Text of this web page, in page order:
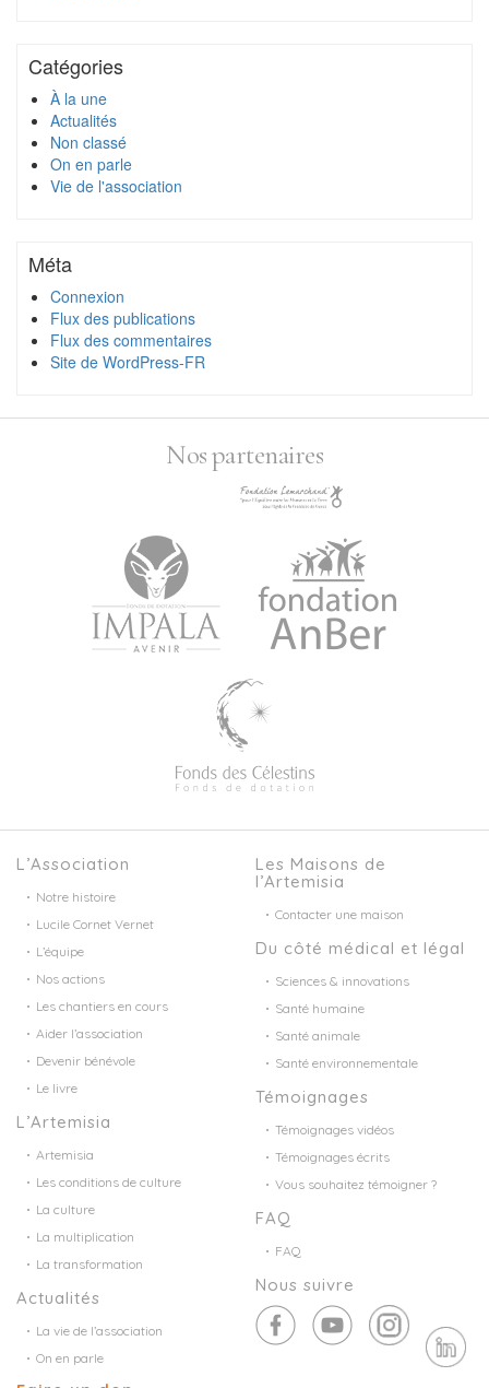
Catégories
À la une
Actualités
Non classé
On en parle
Vie de l'association
Méta
Connexion
Flux des publications
Flux des commentaires
Site de WordPress-FR
Nos partenaires
L’Association
Notre histoire
Lucile Cornet Vernet
L’équipe
Nos actions
Les chantiers en cours
Aider l’association
Devenir bénévole
Le livre
L’Artemisia
Artemisia
Les conditions de culture
La culture
La multiplication
La transformation
Actualités
La vie de l’association
On en parle
Les Maisons de
l’Artemisia
Contacter une maison
Du côté médical et légal
Sciences & innovations
Santé humaine
Santé animale
Santé environnementale
Témoignages
Témoignages vidéos
Témoignages écrits
Vous souhaitez témoigner ?
FAQ
FAQ
Nous suivre